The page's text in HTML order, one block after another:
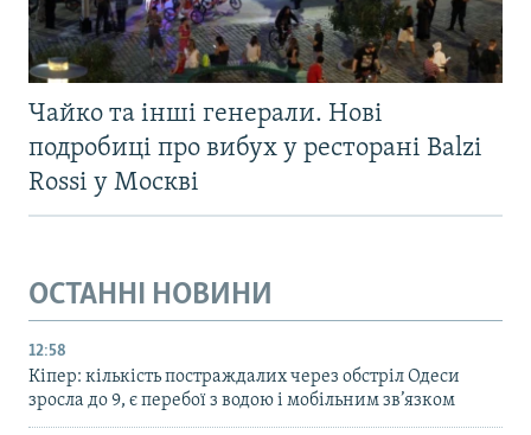
Чайко та інші генерали. Нові
подробиці про вибух у ресторані Balzi
Rossi у Москві
ОСТАННІ НОВИНИ
12:58
Кіпер: кількість постраждалих через обстріл Одеси
зросла до 9, є перебої з водою і мобільним зв’язком